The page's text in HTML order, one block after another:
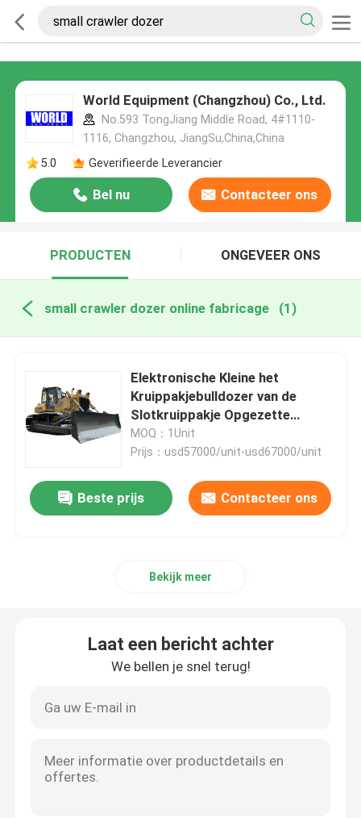
World Equipment (Changzhou) Co., Ltd.
No.593 TongJiang Middle Road, 4#1110-
1116, Changzhou, JiangSu,China,China
5.0
Geverifieerde Leverancier
Bel nu Contacteer ons
PRODUCTEN ONGEVEER ONS
small crawler dozer online fabricage (1)
Elektronische Kleine het
Kruippakjebulldozer van de
Slotkruippakje Opgezette
Bulldozer D85
MOQ：1Unit
Prijs：usd57000/unit-usd67000/unit
Beste prijs Contacteer ons
Bekijk meer
Laat een bericht achter
We bellen je snel terug!